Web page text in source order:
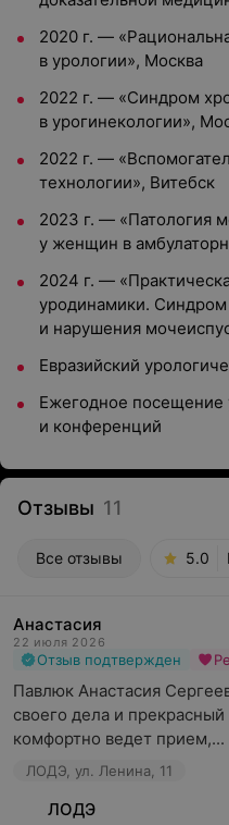
2020 г. —
в урологии», Москва
2022 г. — «Синдром
в урогинекологии»,
2022 г. —
технологии», Витебск
2023 г. — «Патология
у женщин в
2024 г. —
уродинамики. Синдром
и нарушения
Евразийский
Ежегодное посещение
и конференций
Отзывы 11
Все отзывы 5.0
Анастасия
22 июля 2026
Отзыв подтвержден
Павлюк Анастасия
своего дела и
комфортно ведет прием,...
ЛОДЭ, ул. Ленина, 11
ЛОДЭ